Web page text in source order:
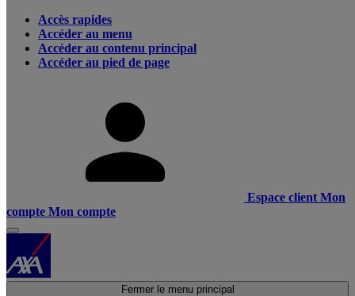
Accès rapides
Accéder au menu
Accéder au contenu principal
Accéder au pied de page
Espace client Mon
compte Mon compte
Fermer le menu principal